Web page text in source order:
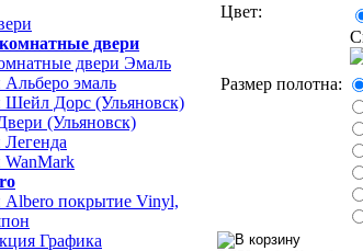
двери
двери Эмаль
Альберо эмаль
Шейл Дорс (Ульяновск)
(Ульяновск)
WanMark
Albero покрытие Vinyl,
Графика
Цвет:
Размер полотна: